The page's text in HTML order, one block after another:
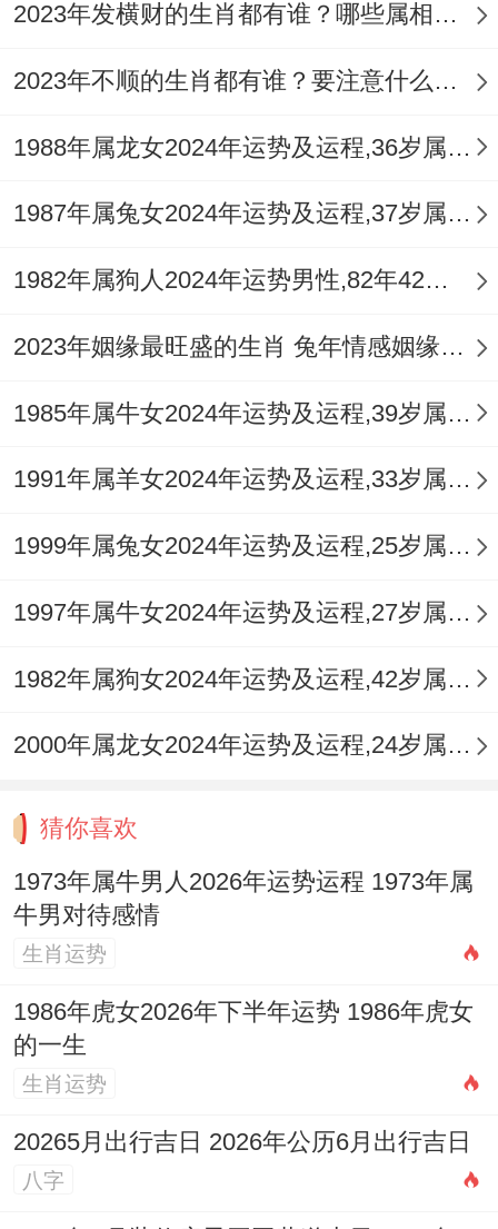
体检，防微杜渐。
外出注意交通安全。避免参与高危娱乐活
动，日常可多接触水元素（如游泳、多饮
清淡饮食。
开运锦囊：多维调与以应岁君
面对害太岁的复杂气场。需多管齐下进行调
以镇五黄、化岁煞外，亦可于个人层面主动
件。借助文昌塔与卷书的能量，强化「印
星」力量，以智慧与冷静化解工作上的纷争
贴身佩戴专属的祥安阁鸿运相依吊坠 。此
吊坠取象牛身缠灵蛇，以黑曜石之精雕，
固自身气场，抵御害太岁带来的小人侵扰与
不同年份属牛人2026年运程逐年详解
1961辛丑年属牛人：天干丙辛相合为
「水」。地支丑午相害，退休生活或有意外
社交与学习机遇，但需注意与晚辈、朋友间
的财务往来，健康上重点关注呼吸道与循环
为你。
1973癸丑年属牛人：（如前文详述，为本年
2023年发横财的生肖都有谁？哪些属相财运旺盛？
2023年不顺的生肖都有谁？要注意什么呢？
1988年属龙女2024年运势及运程,36岁属龙人2024全年每月运势女性如何
1987年属兔女2024年运势及运程,37岁属兔人2024全年每月运势女性如何
1982年属狗人2024年运势男性,82年42岁属狗男2024年每月运程怎么样
2023年姻缘最旺盛的生肖 兔年情感姻缘运比较旺的属相
1985年属牛女2024年运势及运程,39岁属牛人2024全年每月运势女性如何
1991年属羊女2024年运势及运程,33岁属羊人2024全年每月运势女性如何
1999年属兔女2024年运势及运程,25岁属兔人2024全年每月运势女性如何
1997年属牛女2024年运势及运程,27岁属牛人2024全年每月运势女性如何
1982年属狗女2024年运势及运程,42岁属狗人2024全年每月运势女性如何
2000年属龙女2024年运势及运程,24岁属龙人2024全年每月运势女性如何
猜你喜欢
1973年属牛男人2026年运势运程 1973年属
牛男对待感情
生肖运势
1986年虎女2026年下半年运势 1986年虎女
的一生
生肖运势
20265月出行吉日 2026年公历6月出行吉日
八字